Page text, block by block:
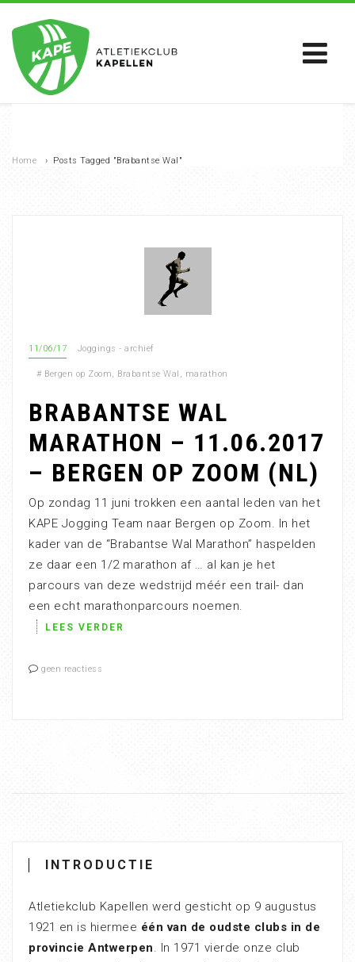
Home › Posts Tagged "Brabantse Wal"
11/06/17 Joggings - archief
# Bergen op Zoom, Brabantse Wal , marathon
BRABANTSE WAL
MARATHON – 11.06.2017
– BERGEN OP ZOOM (NL)
Op zondag 11 juni trokken een aantal leden van het
KAPE Jogging Team naar Bergen op Zoom. In het
kader van de “Brabantse Wal Marathon” haspelden
ze daar een 1/2 marathon af … al kan je het
parcours van deze wedstrijd méér een trail- dan
een echt marathonparcours noemen.
LEES VERDER
geen reactiess
INTRODUCTIE
Atletiekclub Kapellen werd gesticht op 9 augustus
1921 en is hiermee één van de oudste clubs in de
provincie Antwerpen. In 1971 vierde onze club